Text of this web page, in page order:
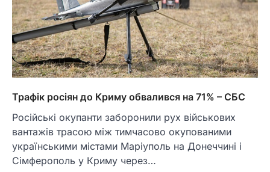
Трафік росіян до Криму обвалився на 71% – СБС
Російські окупанти заборонили рух військових
вантажів трасою між тимчасово окупованими
українськими містами Маріуполь на Донеччині і
Сімферополь у Криму через…